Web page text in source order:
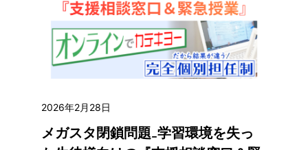
2026年2月28日
メガスタ閉鎖問題₋学習環境を失っ